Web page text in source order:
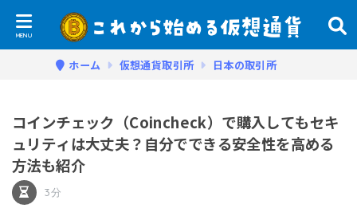
ホーム 仮想通貨取引所 日本の取引所
コインチェック（Coincheck）で購入してもセキ
ュリティは大丈夫？自分でできる安全性を高める
方法も紹介
3分